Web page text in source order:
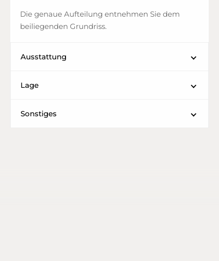
Die genaue Aufteilung entnehmen Sie dem
beiliegenden Grundriss.
Ausstattung
Lage
Sonstiges